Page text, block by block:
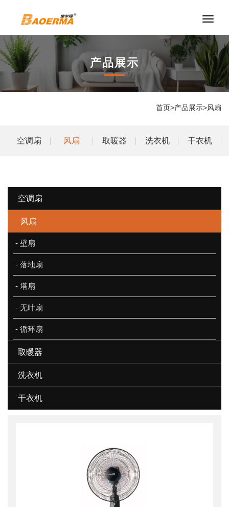
切
导
航
产品展示
首页>产品展示>风扇
空调扇 风扇 取暖器 洗衣机 干衣机
空调扇
风扇
- 壁扇
- 落地扇
- 塔扇
- 无叶扇
- 循环扇
取暖器
洗衣机
干衣机